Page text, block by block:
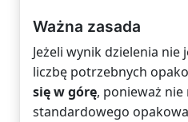
Ważna zasada
Jeżeli wynik dzielenia nie
liczbę potrzebnych
się w górę, ponieważ nie
standardowego